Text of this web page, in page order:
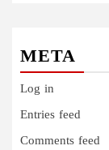
META
Log in
Entries feed
Comments feed